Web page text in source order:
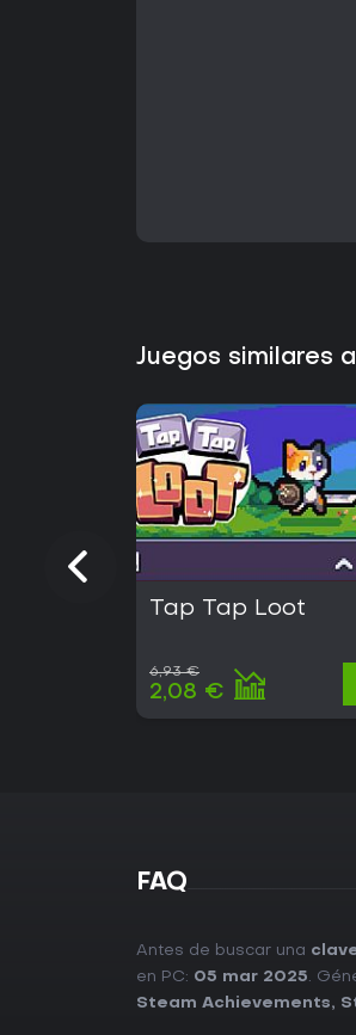
Juegos similares
Tap Tap Loot
6,93 €
2,08 €
FAQ
Antes de buscar una
en PC: 05 mar 2025.
Steam Achievements,